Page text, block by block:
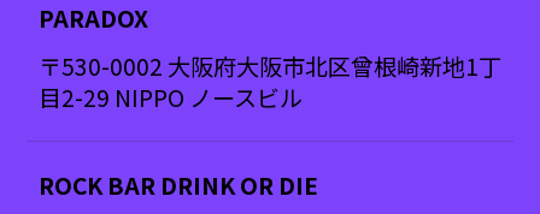
PARADOX
〒530-0002 大阪府大阪市北区曾根崎新地1丁
目2-29 NIPPO ノースビル
ROCK BAR DRINK OR DIE